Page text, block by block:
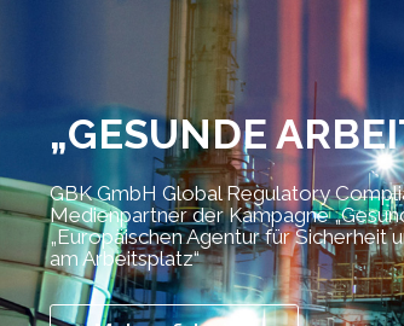
„GESUNDE
GBK GmbH Global Regulatory
Medienpartner der Kampagne
„Europäischen Agentur für Sicherheit
am Arbeitsplatz“